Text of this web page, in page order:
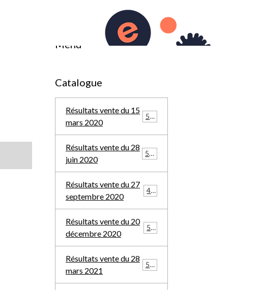
0
Menu
Catalogue
Résultats vente du 15
mars 2020
569
Résultats vente du 28
juin 2020
588
Résultats vente du 27
septembre 2020
457
Résultats vente du 20
décembre 2020
548
Résultats vente du 28
mars 2021
532